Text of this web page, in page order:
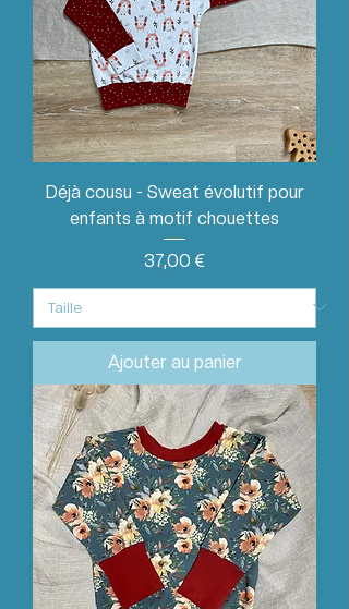
Déjà cousu - Sweat évolutif pour
enfants à motif chouettes
Prix
37,00 €
Ajouter au panier